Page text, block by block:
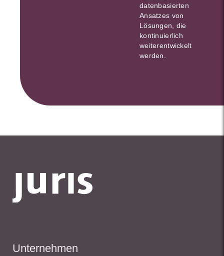
datenbasierten
Ansatzes von
Lösungen, die
kontinuierlich
weiterentwickelt
werden.
Unternehmen